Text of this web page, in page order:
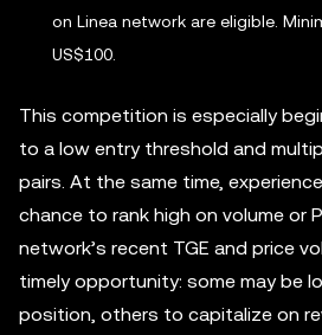
on Linea network are eligible.
US$100.
This competition is especially
to a low entry threshold and
pairs. At the same time,
chance to rank high on volume or
network’s recent TGE and price
timely opportunity: some may be
position, others to capitalize on